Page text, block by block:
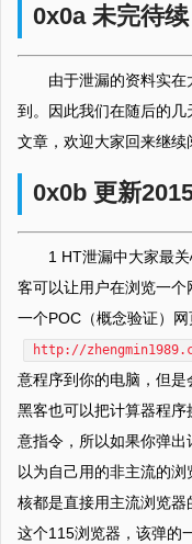
0x0a 未完待续
由于泄漏的资料实
到。因此我们在随后的
文章，欢迎大家回来继续
0x0b 更新
1 HT泄漏中大家最
客可以让用户在浏览一
一个POC（概念验证）网
http://
意程序到你的电脑，但
黑客也可以把计算器程
意指令，所以如果你弹
以为自己用的非主流的
核都是直接用主流浏览
这个115浏览器，该弹的